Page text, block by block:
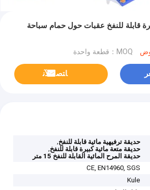
قابلة للنفخ عقبات حول حمام سباحة
MOQ：قطعة واحدة
ﺎﺘﺼﻟ ﺍﻶﻧ
حديقة ترفيهية مائية قابلة للنفخ,
حديقة متعة مائية كبيرة قابلة للنفخ,
حديقة المرح المائية القابلة للنفخ 15 متر
CE, EN14960, SGS
Kule